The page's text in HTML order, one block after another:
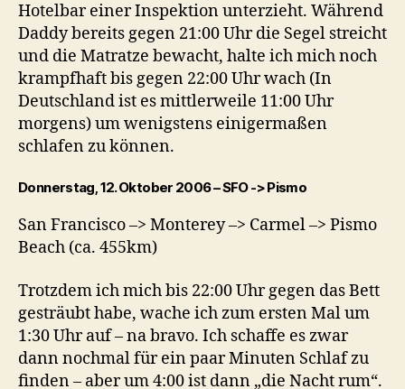
Hotelbar einer Inspektion unterzieht. Während
Daddy bereits gegen 21:00 Uhr die Segel streicht
und die Matratze bewacht, halte ich mich noch
krampfhaft bis gegen 22:00 Uhr wach (In
Deutschland ist es mittlerweile 11:00 Uhr
morgens) um wenigstens einigermaßen
schlafen zu können.
Donnerstag, 12. Oktober 2006 – SFO -> Pismo
San Francisco –> Monterey –> Carmel –> Pismo
Beach (ca. 455km)
Trotzdem ich mich bis 22:00 Uhr gegen das Bett
gesträubt habe, wache ich zum ersten Mal um
1:30 Uhr auf – na bravo. Ich schaffe es zwar
dann nochmal für ein paar Minuten Schlaf zu
finden – aber um 4:00 ist dann „die Nacht rum“.